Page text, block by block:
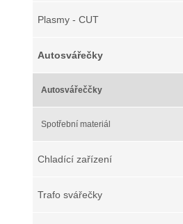
Plasmy - CUT
Autosvářečky
Autosvářeččky
Spotřební materiál
Chladící zařízení
Trafo svářečky